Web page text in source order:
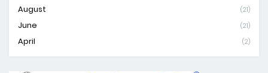
August (21)
June (21)
April (2)